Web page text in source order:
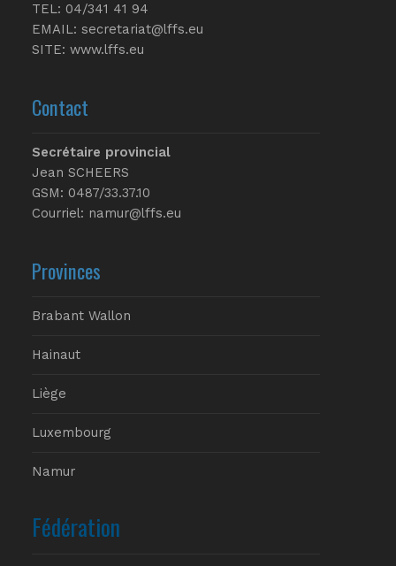
TEL: 04/341 41 94
EMAIL: secretariat@lffs.eu
SITE: www.lffs.eu
Contact
Secrétaire provincial
Jean SCHEERS
GSM: 0487/33.37.10
Courriel: namur@lffs.eu
Provinces
Brabant Wallon
Hainaut
Liège
Luxembourg
Namur
Fédération